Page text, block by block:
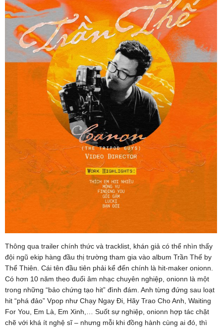
Thông qua trailer chính thức và tracklist, khán giả có thể nhìn thấy
đội ngũ ekip hàng đầu thị trường tham gia vào album Trần Thế by
Thể Thiên. Cái tên đầu tiên phải kể đến chính là hit-maker onionn.
Có hơn 10 năm theo đuổi âm nhạc chuyên nghiệp, onionn là một
trong những “bảo chứng tạo hit” đình đám. Anh từng đứng sau loạt
hit “phá đảo” Vpop như Chạy Ngay Đi, Hãy Trao Cho Anh, Waiting
For You, Em Là, Em Xinh,… Suốt sự nghiệp, onionn hợp tác chặt
chẽ với khá ít nghệ sĩ – nhưng mỗi khi đồng hành cùng ai đó, thì